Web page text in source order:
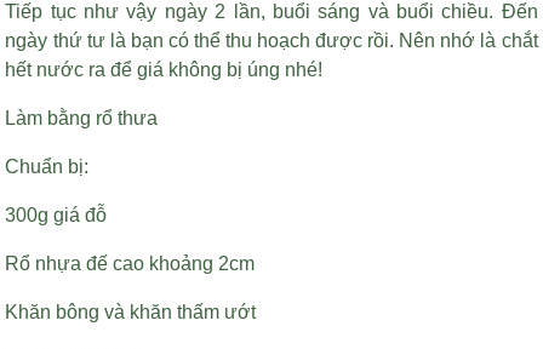
Tiếp tục như vậy ngày 2 lần, buổi sáng và buổi chiều. Đến
ngày thứ tư là bạn có thể thu hoạch được rồi. Nên nhớ là chắt
hết nước ra để giá không bị úng nhé!
Làm bằng rổ thưa
Chuẩn bị:
300g giá đỗ
Rổ nhựa đế cao khoảng 2cm
Khăn bông và khăn thấm ướt